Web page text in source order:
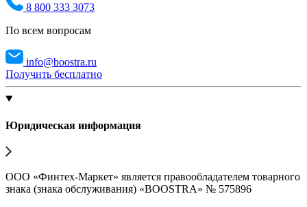
8 800 333 3073
По всем вопросам
info@boostra.ru
Получить бесплатно
Юридическая информация
ООО «Финтех-Маркет» является правообладателем товарного
знака (знака обслуживания) «BOOSTRA» № 575896